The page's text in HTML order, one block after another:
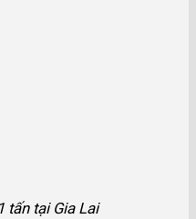
tấn tại Gia Lai